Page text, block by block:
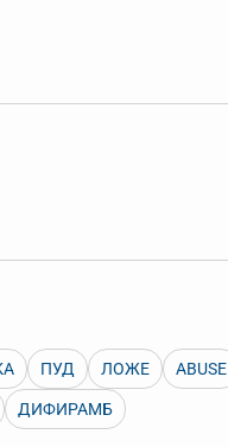
ПУД ЛОЖЕ ABUSE
ДИФИРАМБ